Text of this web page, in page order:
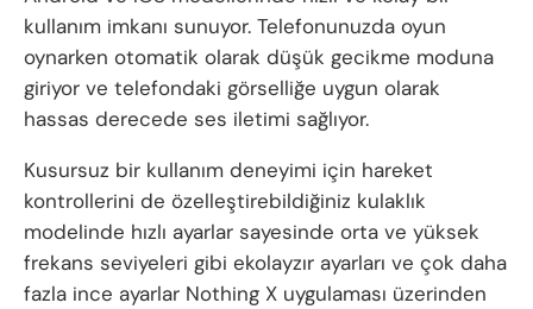
kullanım imkanı sunuyor. Telefonunuzda oyun
oynarken otomatik olarak düşük gecikme moduna
giriyor ve telefondaki görselliğe uygun olarak
hassas derecede ses iletimi sağlıyor.
Kusursuz bir kullanım deneyimi için hareket
kontrollerini de özelleştirebildiğiniz kulaklık
modelinde hızlı ayarlar sayesinde orta ve yüksek
frekans seviyeleri gibi ekolayzır ayarları ve çok daha
fazla ince ayarlar Nothing X uygulaması üzerinden